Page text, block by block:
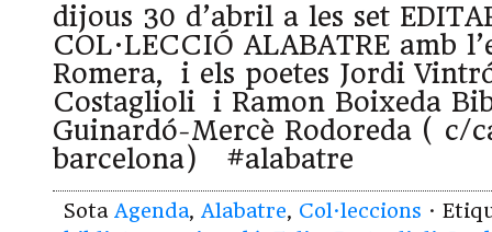
dijous 30 d’abril a les set
COL·LECCIÓ ALABATRE amb
Romera, i els poetes Jordi
Costaglioli i Ramon Boixeda
Guinardó-Mercè Rodoreda ( c/
barcelona) #alabatre
Sota Agenda, Alabatre, Col·leccions ·